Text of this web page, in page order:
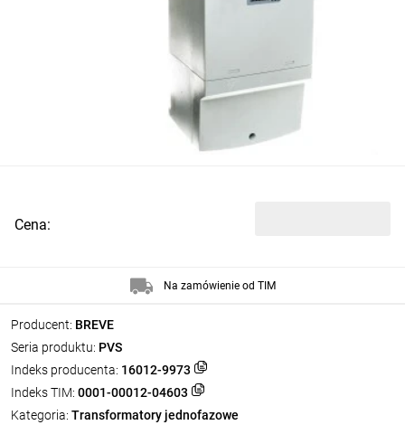
Producent: BREVE
Seria produktu: PVS
Indeks producenta: 16012-9973
Indeks TIM: 0001-00012-04603
Kategoria: Transformatory jednofazowe
Cena:
Na zamówienie od TIM